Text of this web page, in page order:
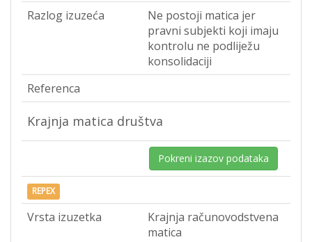
Razlog izuzeća
Ne postoji matica jer
pravni subjekti koji imaju
kontrolu ne podliježu
konsolidaciji
Referenca
Krajnja matica društva
Pokreni izazov podataka
REPEX
Vrsta izuzetka
Krajnja računovodstvena
matica